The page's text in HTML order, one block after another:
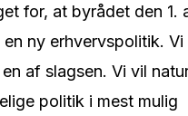
for, at byrådet den 1.
ny erhvervspolitik. Vi
af slagsen. Vi vil
politik i mest mulig